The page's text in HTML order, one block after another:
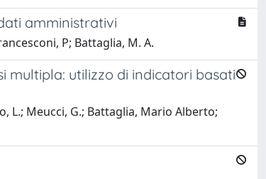
amministrativi
P; Battaglia, M. A.
multipla: utilizzo di indicatori basati
L.; Meucci, G.; Battaglia, Mario Alberto;